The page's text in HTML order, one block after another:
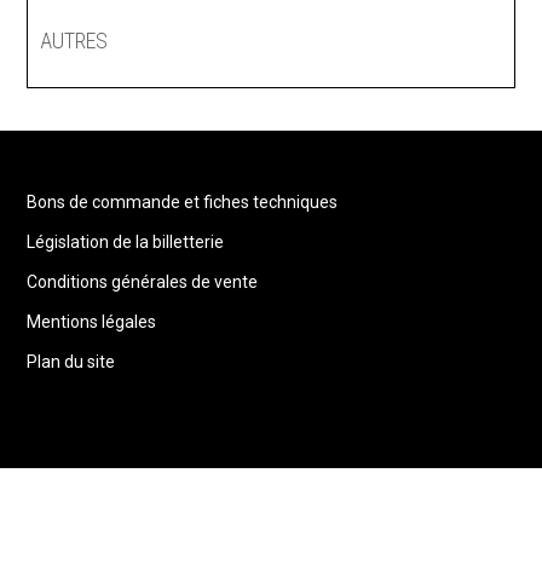
AUTRES
Bons de commande et fiches techniques
Législation de la billetterie
Conditions générales de vente
Mentions légales
Plan du site